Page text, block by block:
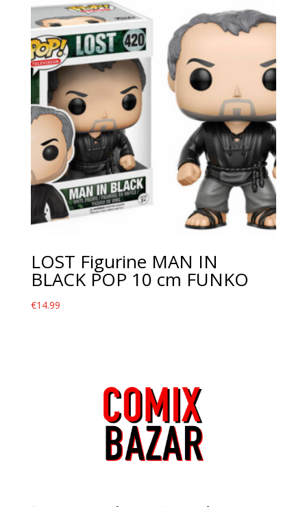
LOST Figurine MAN IN
BLACK POP 10 cm FUNKO
€14.99